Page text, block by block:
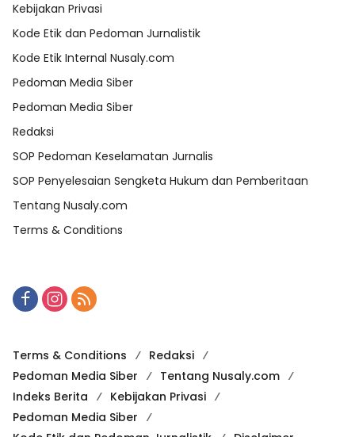
Kebijakan Privasi
Kode Etik dan Pedoman Jurnalistik
Kode Etik Internal Nusaly.com
Pedoman Media Siber
Pedoman Media Siber
Redaksi
SOP Pedoman Keselamatan Jurnalis
SOP Penyelesaian Sengketa Hukum dan Pemberitaan
Tentang Nusaly.com
Terms & Conditions
Terms & Conditions
Redaksi
Pedoman Media Siber
Tentang Nusaly.com
Indeks Berita
Kebijakan Privasi
Pedoman Media Siber